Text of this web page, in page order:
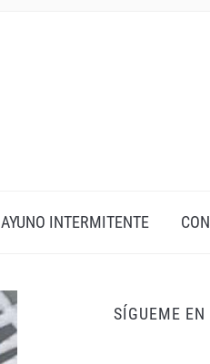
AYUNO INTERMITENTE
SÍGUEME